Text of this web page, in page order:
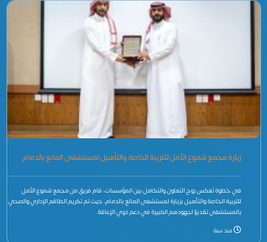
زيارة مجمع شموع الأمل للتربية الخاصة والتأهيل لمستشفى المانع بالدمام
في خطوة تعكس روح التعاون والتكامل بين المؤسسات، قام فريق من مجمع شموع الأمل
للتربية الخاصة والتأهيل بزيارة لمستشفى المانع بالدمام، حيث تم تكريم الطاقم الإداري والصحي
بالمستشفى تقديرًا لجهودهم الكبيرة في دعم ذوي الإعاقة.
منذ سنة